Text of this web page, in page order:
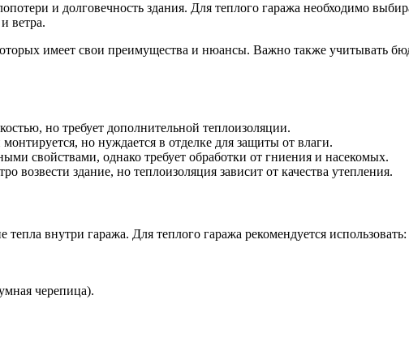
и долговечность здания. Для теплого гаража необходимо
ветра.
имеет свои преимущества и нюансы. Важно также учитывать
но требует дополнительной теплоизоляции.
но нуждается в отделке для защиты от влаги.
свойствами, однако требует обработки от гниения и насекомых.
возвести здание, но теплоизоляция зависит от качества утепления.
внутри гаража. Для теплого гаража рекомендуется использовать:
черепица).